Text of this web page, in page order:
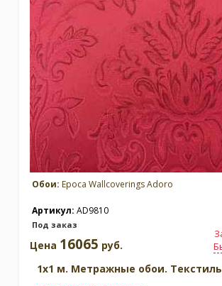
Обои: Epoca Wallcoverings Adoro
Артикул: AD9810
Под заказ
Цена 16065 руб.
1x1 м. Метражные обои.